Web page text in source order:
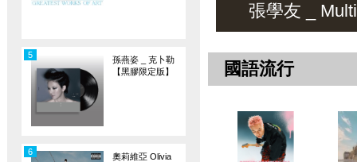
孫燕姿 _ 克卜勒
【黑膠限定版】
5
奧莉維亞 Olivia
6
張學友 _
國語流行